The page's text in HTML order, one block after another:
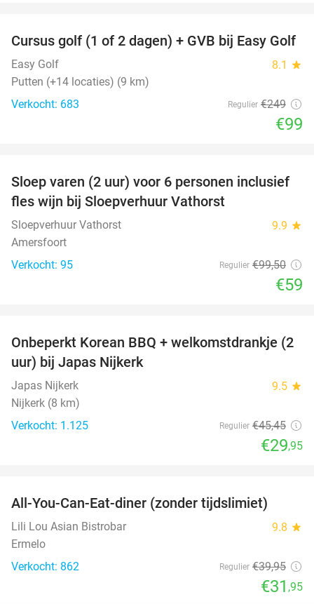
60%
Cursus golf (1 of 2 dagen) + GVB bij Easy Golf
Easy Golf 8.1 star
Putten (+14 locaties) (9 km)
Verkocht: 683
Regulier €249
€99
41%
Sloep varen (2 uur) voor 6 personen inclusief
fles wijn bij Sloepverhuur Vathorst
Sloepverhuur Vathorst 9.9 star
Amersfoort
Verkocht: 95
Regulier €99,50
€59
34%
Onbeperkt Korean BBQ + welkomstdrankje (2
uur) bij Japas Nijkerk
Japas Nijkerk 9.5 star
Nijkerk (8 km)
Verkocht: 1.125
Regulier €45,45
€29,95
All-You-Can-Eat-diner (zonder tijdslimiet)
Lili Lou Asian Bistrobar 9.8 star
Ermelo
Verkocht: 862
Regulier €39,95
€31 ,95